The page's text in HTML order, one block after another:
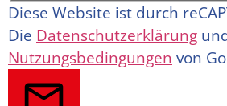
Diese Website ist durch
Die Datenschutzerklärung
Nutzungsbedingungen von